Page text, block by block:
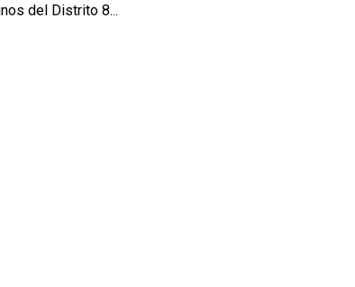
del Distrito 8...